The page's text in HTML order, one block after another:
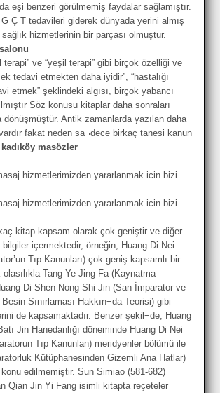
eşi benzeri görülmemiş faydalar sağlamıştır.
Ç T tedavileri giderek dünyada yerini almış
hizmetlerinin bir parçası olmuştur.
ve “yeşil terapi” gibi birçok özelliği ve
tedavi etmekten daha iyidir”, “hastalığı
etmek” şeklindeki algısı, birçok yabancı
Söz konusu kitaplar daha sonraları
dönüşmüştür. Antik zamanlarda yazılan daha
fakat neden sa¬dece birkaç tanesi kanun
kadıköy masözler
hizmetlerimizden yararlanmak icin bizi
hizmetlerimizden yararlanmak icin bizi
kitap kapsam olarak çok geniştir ve diğer
içermektedir, örneğin, Huang Di Nei
Tıp Kanunları) çok geniş kapsamlı bir
Tang Ye Jing Fa (Kaynatma
Di Shen Nong Shi Jin (San İmparator ve
Besin Sınırlaması Hakkın¬da Teorisi) gibi
de kapsamaktadır. Benzer şekil¬de, Huang
Jin Hanedanlığı döneminde Huang Di Nei
Tıp Kanunlan) meridyenler bölümü ile
Kütüphanesinden Gizemli Ana Hatlar)
edilmemiştir. Sun Simiao (581-682)
Qian Jin Yi Fang isimli kitapta reçeteler